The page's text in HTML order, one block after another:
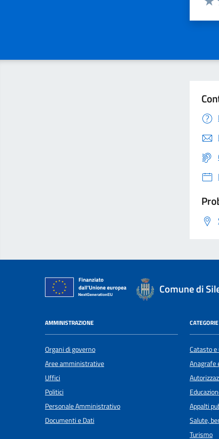
Comune di
AMMINISTRAZIONE
Organi di governo
Aree amministrative
Uffici
Politici
Personale Amministrativo
Documenti e Dati
Catasto
Anagrafe
Appalti
Salute,
Turismo